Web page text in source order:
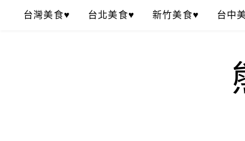
台灣美食♥ 台北美食♥ 新竹美食♥ 台中